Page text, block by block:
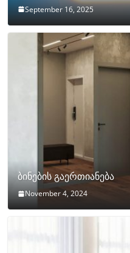
September 16, 2025
ბინების გაერთიანება
November 4, 2024